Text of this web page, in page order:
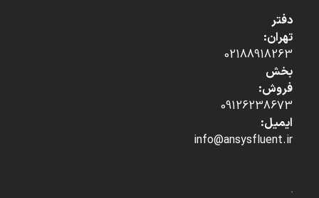
دفتر
تهران:
02188918263
بخش
فروش:
09126238673
ایمیل:
info@ansysfluent.ir